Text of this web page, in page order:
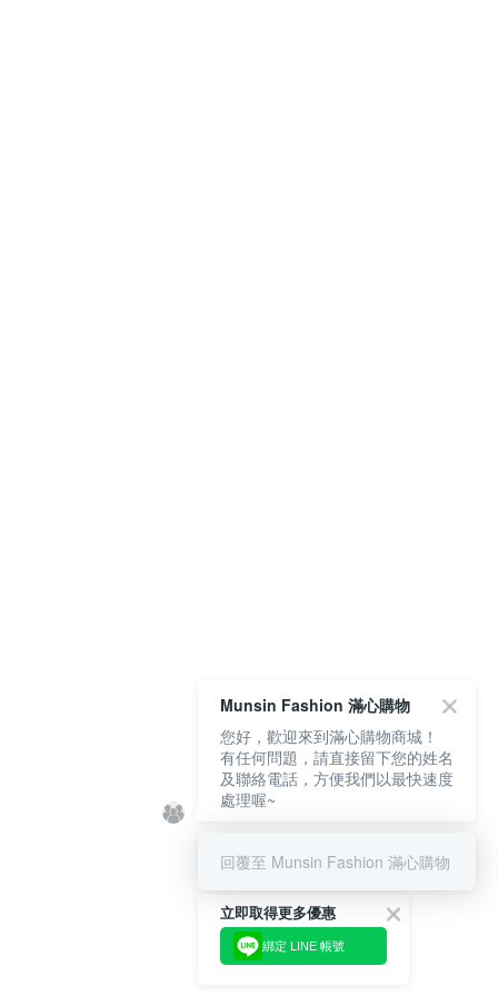
立即取得更多優惠
綁定 LINE 帳號
Munsin Fashion 滿心購物
您好，歡迎來到滿心購物商城！
有任何問題，請直接留下您的姓名
及聯絡電話，方便我們以最快速度
處理喔~
回覆至 Munsin Fashion 滿心購物